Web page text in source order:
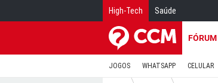
High-Tech Saúde
FÓRUM
JOGOS WHATSAPP CELULAR